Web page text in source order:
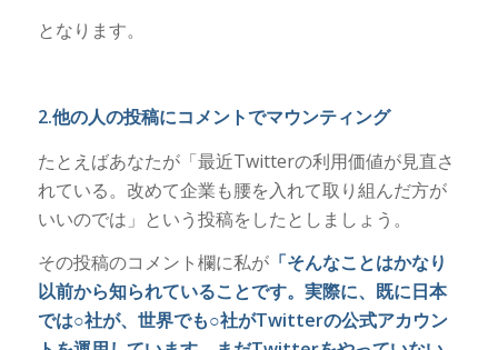
となります。
2.他の人の投稿にコメントでマウンティング
たとえばあなたが「最近Twitterの利用価値が見直さ
れている。改めて企業も腰を入れて取り組んだ方が
いいのでは」という投稿をしたとしましょう。
その投稿のコメント欄に私が「そんなことはかなり
以前から知られていることです。実際に、既に日本
では○社が、世界でも○社がTwitterの公式アカウン